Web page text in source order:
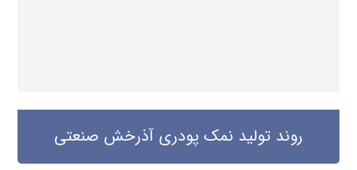
روند تولید نمک پودری آذرخش صنعتی